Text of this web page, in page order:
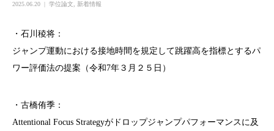
2025.06.20 学位論文 新着情報
・石川稜将：
ジャンプ運動における接地時間を規定して跳躍高を指標とするパ
ワー評価法の提案（令和7年３月２５日）
・古橋侑季：
Attentional Focus Strategyがドロップジャンプパフォーマンスに及